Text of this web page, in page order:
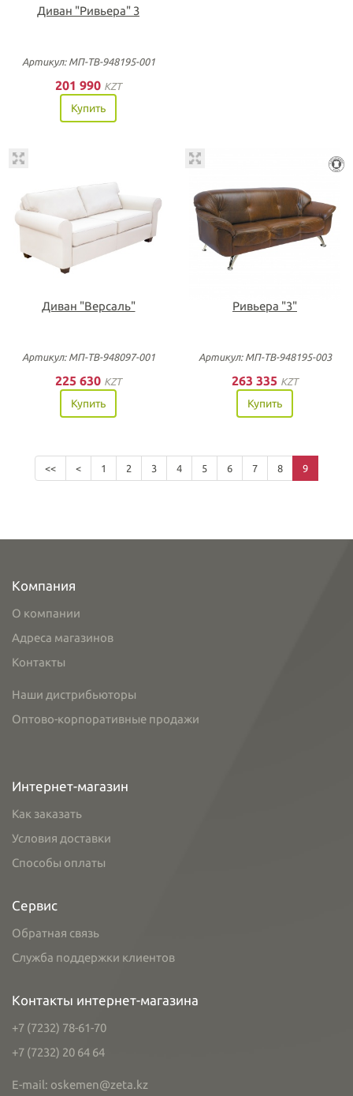
Диван "Ривьера" 3
Артикул: МП-ТВ-948195-001
201 990 KZT
Купить
Диван "Версаль"
Артикул: МП-ТВ-948097-001
225 630 KZT
Купить
Ривьера "3"
Артикул: МП-ТВ-948195-003
263 335 KZT
Купить
<< < 1 2 3 4 5 6 7 8 9
Компания
О компании
Адреса магазинов
Контакты
Наши дистрибьюторы
Оптово-корпоративные продажи
Интернет-магазин
Как заказать
Условия доставки
Способы оплаты
Сервис
Обратная связь
Служба поддержки клиентов
Контакты интернет-магазина
+7 (7232) 78-61-70
+7 (7232) 20 64 64
E-mail: oskemen@zeta.kz